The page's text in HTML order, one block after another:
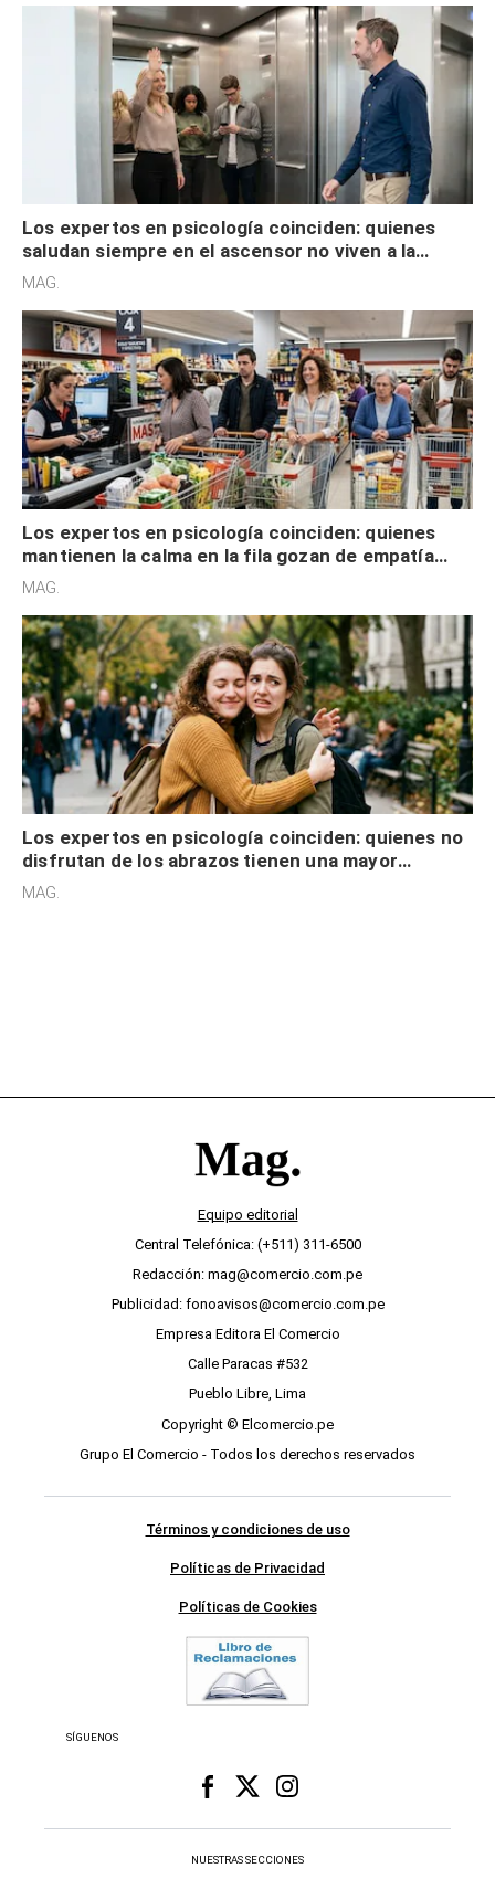
Los expertos en psicología coinciden: quienes
saludan siempre en el ascensor no viven a la
defensiva y tienen apertura social
MAG.
Los expertos en psicología coinciden: quienes
mantienen la calma en la fila gozan de empatía
cognitiva, gratitud y no solo tienen autocontrol
MAG.
Los expertos en psicología coinciden: quienes no
disfrutan de los abrazos tienen una mayor
sensibilidad a los estímulos físicos y no es por
MAG.
Equipo editorial
Central Telefónica: (+511) 311-6500
Redacción: mag@comercio.com.pe
Publicidad: fonoavisos@comercio.com.pe
Empresa Editora El Comercio
Calle Paracas #532
Pueblo Libre, Lima
Copyright © Elcomercio.pe
Grupo El Comercio - Todos los derechos reservados
Términos y condiciones de uso
Políticas de Privacidad
Políticas de Cookies
SÍGUENOS
NUESTRAS SECCIONES